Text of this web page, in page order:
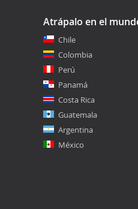
Atrápalo en el
Chile
Colombia
Perú
Panamá
Costa Rica
Guatemala
Argentina
México